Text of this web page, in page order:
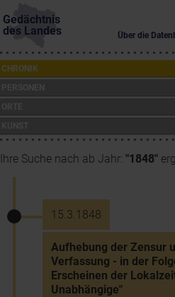
Gedächtnis
des Landes
Über die
CHRONIK
Ihre Suche nach ab Jahr: "1848"
15.3.1848
Aufhebung der Zensur
Verfassung - in der
Erscheinen der
Unabhängige"